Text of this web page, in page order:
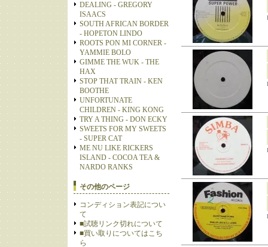
DEALING - GREGORY
ISAACS
SOUTH AFRICAN BORDER
- HOPETON LINDO
ROOTS PON MI CORNER -
YAMMIE BOLO
GIMME THE WUK - THE
HAX
STOP THAT TRAIN - KEN
BOOTHE
UNFORTUNATE
CHILDREN - KING KONG
TRY A THING - DON ECKY
SWEETS FOR MY SWEETS
- SUPER CAT
ME NU LIKE RICKERS
ISLAND - COCOA TEA &
NARDO RANKS
その他のページ
コンディション表記につい
て
■試聴リンク切れについて
■買い取りについてはこち
ら